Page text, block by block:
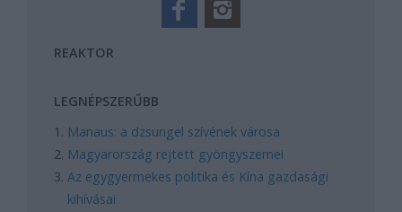
REAKTOR
LEGNÉPSZERŰBB
Manaus: a dzsungel szívének városa
Magyarország rejtett gyöngyszemei
Az egygyermekes politika és Kína gazdasági
kihívásai